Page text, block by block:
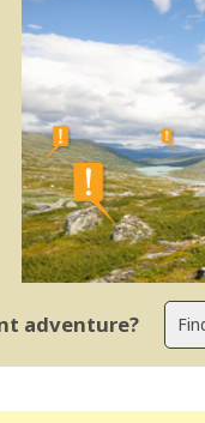
adventure?